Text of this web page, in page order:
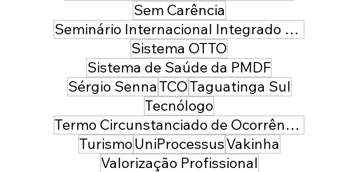
Sem Carência
Seminário Internacional Integrado de Segurança Pública e Defesa
Sistema OTTO
Sistema de Saúde da PMDF
Sérgio SennaTCOTaguatinga Sul
Tecnólogo
Termo Circunstanciado de Ocorrência
TurismoUniProcessusVakinha
Valorização Profissional